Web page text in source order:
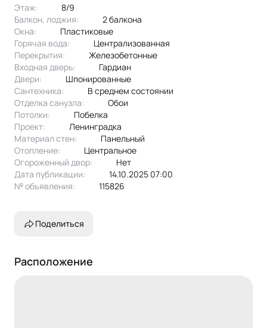
Этаж:
8/9
Балкон, лоджия:
2 балкона
Окна:
пластиковые
Горячая вода:
централизованная
Перекрытия:
железобетонные
Входная дверь:
Гардиан
Двери:
шпонированные
Сантехника:
в среднем состоянии
Отделка санузла:
обои
Потолки:
побелка
Проект:
ленинградка
Материал стен:
Панельный
Отопление:
центральное
Огороженный двор:
Нет
Дата публикации:
14.10.2025 07:00
№ объявления:
115826
Поделиться
Расположение